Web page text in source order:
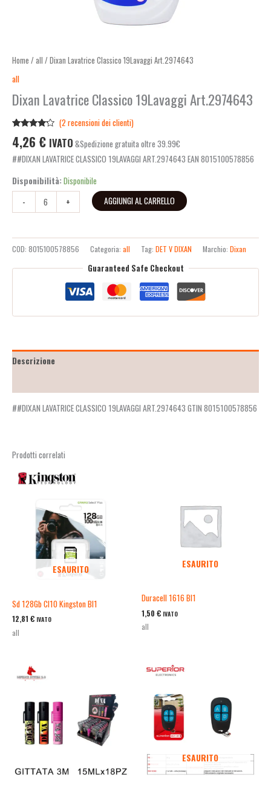
Home / all / Dixan Lavatrice Classico 19Lavaggi Art.2974643
all
Dixan Lavatrice Classico 19Lavaggi Art.2974643
4.00su
5 su
base di
(2 recensioni dei clienti)
4,26 € IVATO &Spedizione gratuita oltre 39.99€
##DIXAN LAVATRICE CLASSICO 19LAVAGGI ART.2974643 EAN 8015100578856
Disponibilità:Disponibile
-
+ AGGIUNGI AL CARRELLO
COD: 8015100578856 Categoria: all Tag: DET V DIXAN Marchio: Dixan
Guaranteed Safe Checkout
Descrizione
##DIXAN LAVATRICE CLASSICO 19LAVAGGI ART.2974643 GTIN 8015100578856
Prodotti correlati
ESAURITO
Sd 128Gb Cl10 Kingston Bl1
12,81 € IVATO
all
ESAURITO
Duracell 1616 Bl1
1,50 € IVATO
all
ESAURITO